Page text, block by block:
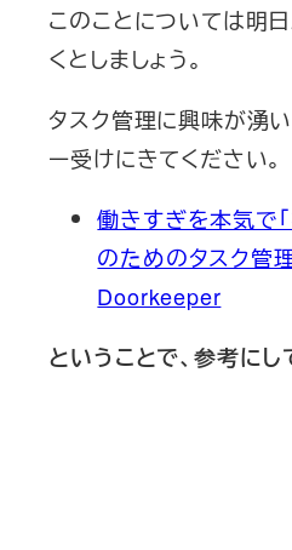
このことについては明
くとしましょう。
タスク管理に興味が湧
ー受けにきてください。
働きすぎを本気で
のためのタスク管
Doorkeeper
ということで、参考にし